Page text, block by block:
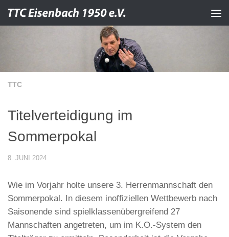
Zum Inhalt springen
TTC
Titelverteidigung im
Sommerpokal
8. JUNI 2024
Wie im Vorjahr holte unsere 3. Herrenmannschaft den
Sommerpokal. In diesem inoffiziellen Wettbewerb nach
Saisonende sind spielklassenübergreifend 27
Mannschaften angetreten, um im K.O.-System den